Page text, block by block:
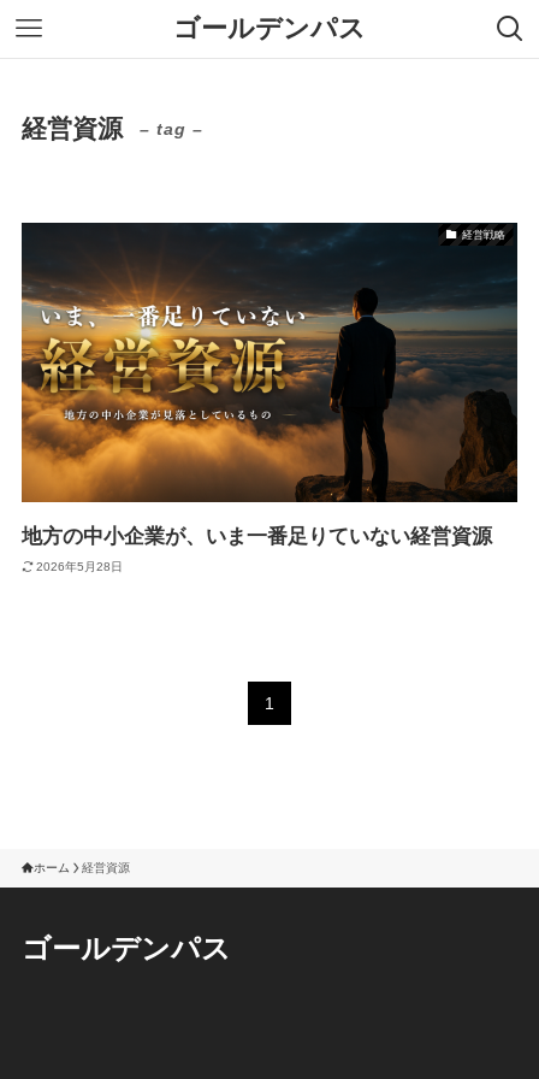
ゴールデンパス
経営資源 – tag –
経営戦略
地方の中小企業が、いま一番足りていない経営資源
2026年5月28日
1
ホーム 経営資源
ゴールデンパス